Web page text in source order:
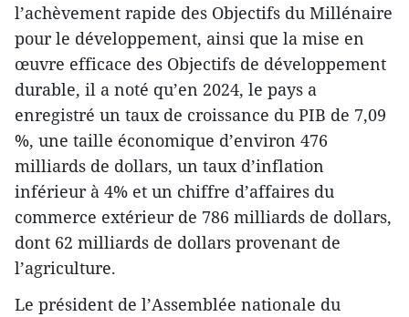
l’achèvement rapide des Objectifs du Millénaire
pour le développement, ainsi que la mise en
œuvre efficace des Objectifs de développement
durable, il a noté qu’en 2024, le pays a
enregistré un taux de croissance du PIB de 7,09
%, une taille économique d’environ 476
milliards de dollars, un taux d’inflation
inférieur à 4% et un chiffre d’affaires du
commerce extérieur de 786 milliards de dollars,
dont 62 milliards de dollars provenant de
l’agriculture.
Le président de l’Assemblée nationale du